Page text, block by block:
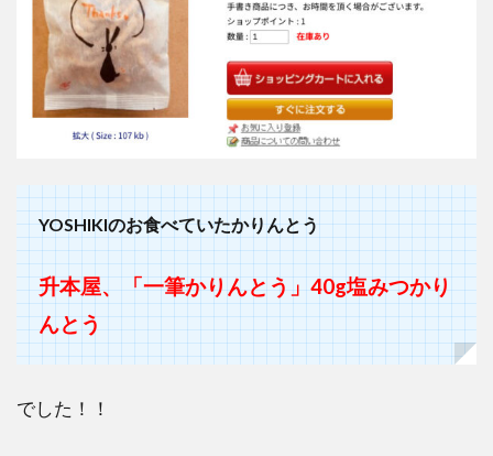
YOSHIKIのお食べていたかりんとう
升本屋、「一筆かりんとう」40g塩みつかり
んとう
でした！！